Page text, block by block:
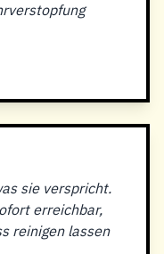
sie verspricht.
erreichbar,
reinigen lassen